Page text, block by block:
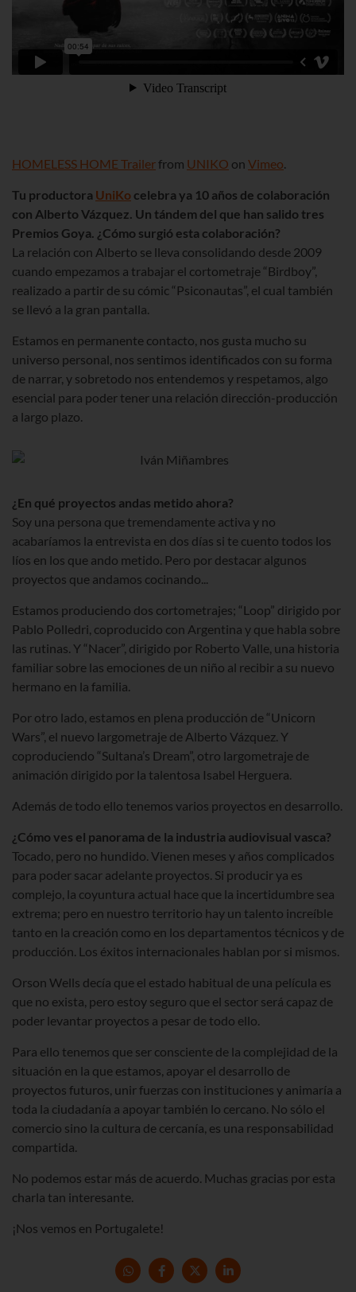
HOMELESS HOME Trailerfrom UNIKO on Vimeo.
Tu productora UniKo celebra ya 10 años de colaboración
con Alberto Vázquez. Un tándem del que han salido tres
Premios Goya. ¿Cómo surgió esta colaboración?
La relación con Alberto se lleva consolidando desde 2009
cuando empezamos a trabajar el cortometraje “Birdboy”,
realizado a partir de su cómic “Psiconautas”, el cual también
se llevó a la gran pantalla.
Estamos en permanente contacto, nos gusta mucho su
universo personal, nos sentimos identificados con su forma
de narrar, y sobretodo nos entendemos y respetamos, algo
esencial para poder tener una relación dirección-producción
a largo plazo.
¿En qué proyectos andas metido ahora?
Soy una persona que tremendamente activa y no
acabaríamos la entrevista en dos días si te cuento todos los
líos en los que ando metido. Pero por destacar algunos
proyectos que andamos cocinando...
Estamos produciendo dos cortometrajes; “Loop” dirigido por
Pablo Polledri, coproducido con Argentina y que habla sobre
las rutinas. Y “Nacer”, dirigido por Roberto Valle, una historia
familiar sobre las emociones de un niño al recibir a su nuevo
hermano en la familia.
Por otro lado, estamos en plena producción de “Unicorn
Wars”, el nuevo largometraje de Alberto Vázquez. Y
coproduciendo “Sultana’s Dream”, otro largometraje de
animación dirigido por la talentosa Isabel Herguera.
Además de todo ello tenemos varios proyectos en desarrollo.
¿Cómo ves el panorama de la industria audiovisual vasca?
Tocado, pero no hundido. Vienen meses y años complicados
para poder sacar adelante proyectos. Si producir ya es
complejo, la coyuntura actual hace que la incertidumbre sea
extrema; pero en nuestro territorio hay un talento increíble
tanto en la creación como en los departamentos técnicos y de
producción. Los éxitos internacionales hablan por si mismos.
Orson Wells decía que el estado habitual de una película es
que no exista, pero estoy seguro que el sector será capaz de
poder levantar proyectos a pesar de todo ello.
Para ello tenemos que ser consciente de la complejidad de la
situación en la que estamos, apoyar el desarrollo de
proyectos futuros, unir fuerzas con instituciones y animaría a
toda la ciudadanía a apoyar también lo cercano. No sólo el
comercio sino la cultura de cercanía, es una responsabilidad
compartida.
No podemos estar más de acuerdo. Muchas gracias por esta
charla tan interesante.
¡Nos vemos en Portugalete!